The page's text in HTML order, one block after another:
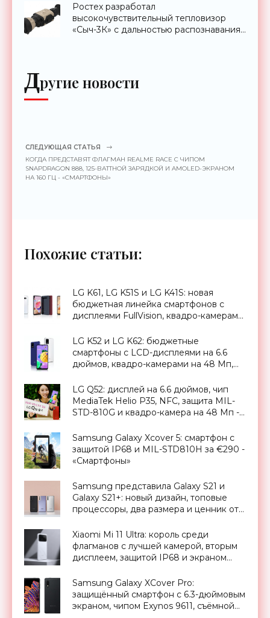
Ростех разработал
высокочувствительный тепловизор
«Сыч-3К» с дальностью распознавания
Другие новости
СЛЕДУЮЩАЯ СТАТЬЯ
КОГДА ПРЕДСТАВЯТ ФЛАГМАН REALME RACE С ЧИПОМ
SNAPDRAGON 888, 125-ВАТТНОЙ ЗАРЯДКОЙ И AMOLED-ЭКРАНОМ
НА 160 ГЦ - «СМАРТФОНЫ»
Похожие статьи:
LG K61, LG K51S и LG K41S: новая
бюджетная линейка смартфонов с
дисплеями FullVision, квадро-камерами
«Смартфоны»
LG K52 и LG K62: бюджетные
смартфоны с LCD-дисплеями на 6.6
дюймов, квадро-камерами на 48 Мп,
«Смартфоны»
LG Q52: дисплей на 6.6 дюймов, чип
MediaTek Helio P35, NFC, защита MIL-
STD-810G и квадро-камера на 48 Мп -
Samsung Galaxy Xcover 5: смартфон с
защитой IP68 и MIL-STD810H за €290 -
«Смартфоны»
Samsung представила Galaxy S21 и
Galaxy S21+: новый дизайн, топовые
процессоры, два размера и ценник от
Xiaomi Mi 11 Ultra: король среди
флагманов с лучшей камерой, вторым
дисплеем, защитой IP68 и экраном
Samsung Galaxy XCover Pro:
защищённый смартфон с 6.3-дюймовым
экраном, чипом Exynos 9611, съёмной